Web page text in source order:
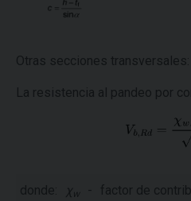
Otras secciones transversales:
La resistencia al pandeo por
donde: χ w - factor de